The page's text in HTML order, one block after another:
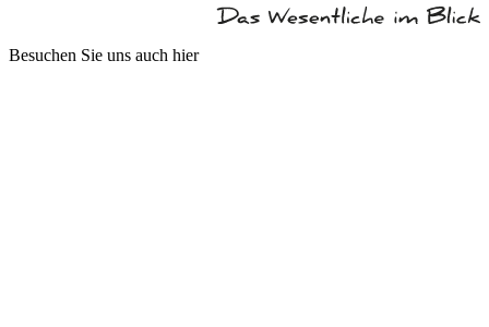
Besuchen Sie uns auch hier